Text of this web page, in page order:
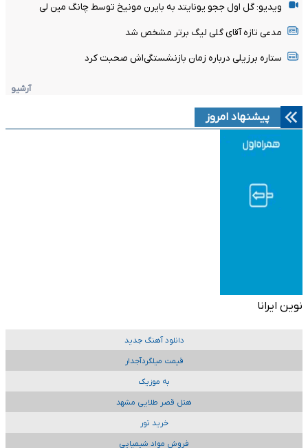
ویدیو: گل اول ججو یونایتد به بایرن مونیخ توسط چانگ مین لی
مدعی تازه آقای گلی لیگ برتر مشخص شد
ستاره برزیلی درباره زمان بازنشستگی‌اش صحبت کرد
آرشیو
پیشنهاد امروز
نوین ایرانا
دانلود آهنگ جدید
قیمت میلگردآجدار
به موزیک
هتل قصر طلایی مشهد
خرید تور
فروش مواد شیمیایی